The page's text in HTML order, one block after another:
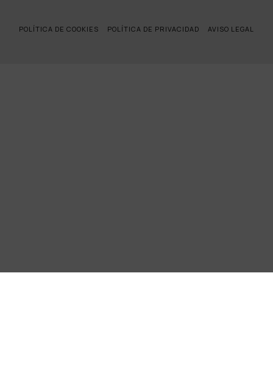
POLÍTICA DE COOKIES POLÍTICA DE PRIVACIDAD AVISO LEGAL